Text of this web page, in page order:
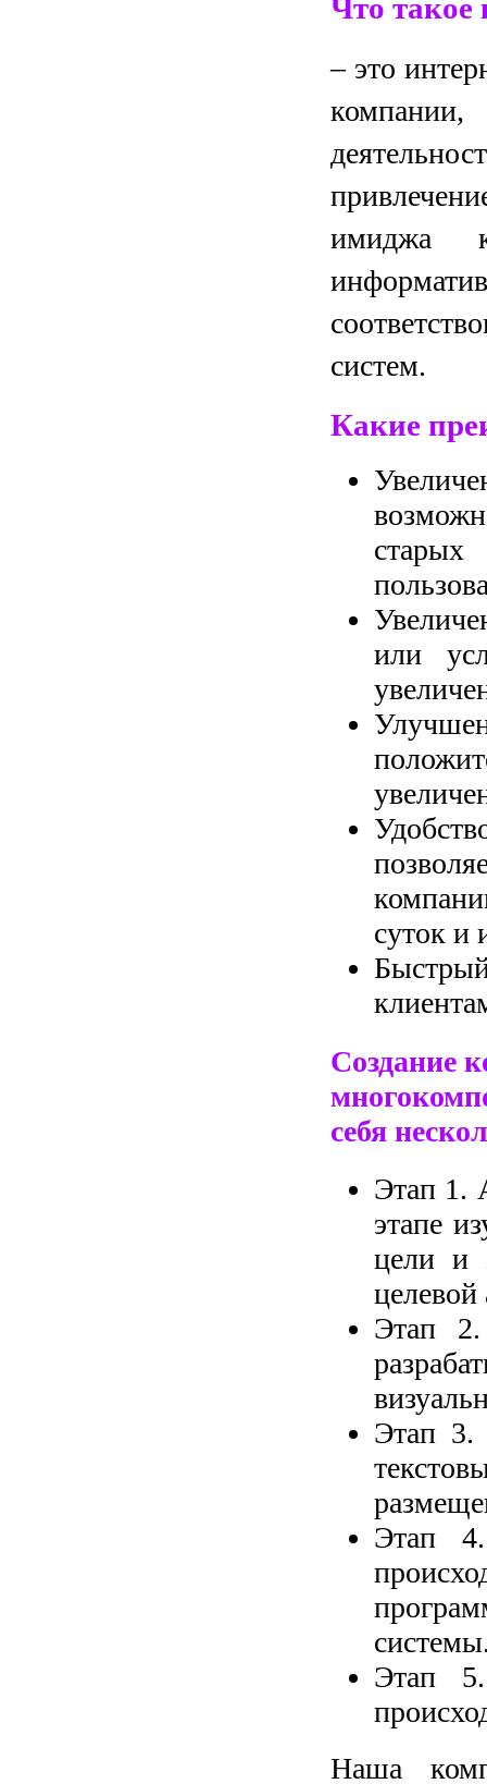
Что такое
– это
имиджа
систем.
Какие
или
суток и
Создание
себя
Этап 1.
этапе
цели и
целевой
Этап 2.
Этап 3.
Этап
Этап
Наша